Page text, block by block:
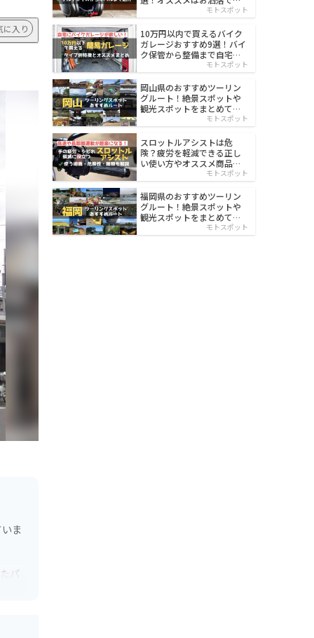
に入り
ま
パ
モトスポット
10万円以内で買えるバイク
ガレージおすすめ9選！バイ
ク保管から整備まで自宅で
モトスポット
岡山県のおすすめツーリン
グルート！絶景スポットや
観光スポットをまとめて紹
モトスポット
スロットルアシストは危
険？疲労を軽減できる正し
い使い方やオススメ商品を
モトスポット
福岡県のおすすめツーリン
グルート！絶景スポットや
観光スポットをまとめて紹
モトスポット